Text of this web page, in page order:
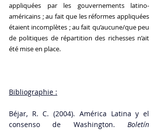
appliquées par les gouvernements latino-
américains ; au fait que les réformes appliquées
étaient incomplètes ; au fait qu’aucune/que peu
de politiques de répartition des richesses n’ait
été mise en place.
Bibliographie :
Béjar, R. C. (2004). América Latina y el
consenso de Washington. Boletín